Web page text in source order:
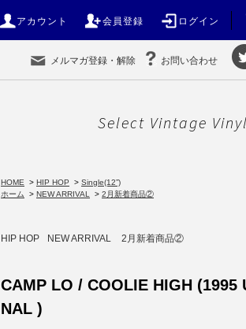
アカウント 会員登録 ログイン
メルマガ登録・解除 お問い合わせ
Select Vintage
HOME > HIP HOP > Single(12”)
ホーム
> NEW ARRIVAL > 2月新着商品②
HIP HOP NEW ARRIVAL 2月新着商品②
CAMP LO / COOLIE HIGH (1995
NAL )